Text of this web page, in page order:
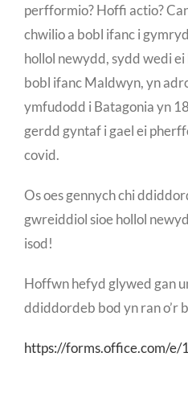
perfformio? Hoffi actio?
chwilio a bobl ifanc i
hollol newydd, sydd wedi
bobl ifanc Maldwyn, yn
ymfudodd i Batagonia yn
gerdd gyntaf i gael ei
covid.
Os oes gennych chi
gwreiddiol sioe hollol
isod!
Hoffwn hefyd glywed gan
ddiddordeb bod yn ran o’r
https://forms.office.com/e/